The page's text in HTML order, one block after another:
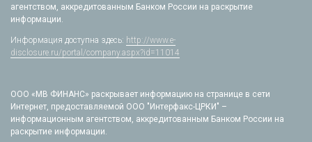
агентством, аккредитованным Банком России на раскрытие
информации.
Информация доступна здесь: http://www.e-
disclosure.ru/portal/company.aspx?id=11014
ООО «МВ ФИНАНС» раскрывает информацию на странице в сети
Интернет, предоставляемой ООО "Интерфакс-ЦРКИ" –
информационным агентством, аккредитованным Банком России на
раскрытие информации.